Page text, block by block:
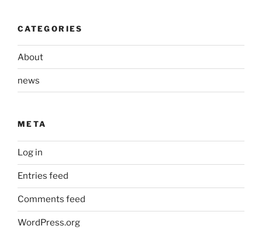
CATEGORIES
About
news
META
Log in
Entries feed
Comments feed
WordPress.org